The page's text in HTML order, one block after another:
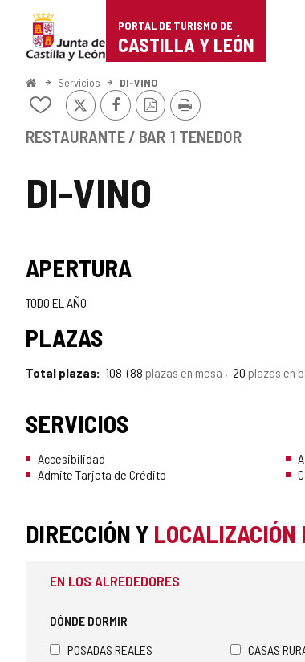
Portal
de
Turismo
Castilla
León
PORTAL DE TURISMO DE
CASTILLA Y LEÓN
InicioServicios DI-VINO
DI-VINO
Añadir/quitar
mis
X FacebookVersión
PDF
Imprimir
RESTAURANTE / BAR 1 TENEDOR
APERTURA
TODO EL AÑO
PLAZAS
Total plazas 108 88 plazas en mesa 20 plazas en
SERVICIOS
Accesibilidad
Admite Tarjeta de Crédito
DIRECCIÓN Y LOCALIZACIÓN
EN LOS ALREDEDORES
DÓNDE DORMIR
POSADAS REALES
CASAS